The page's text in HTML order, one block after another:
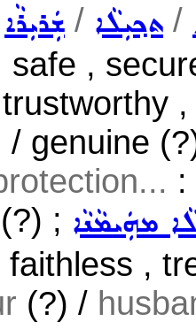
ܫܲܪܝܼܪܵܐ / ܬܟ݂ܝܼܠܵܐ /
safe ,
/ genuine
; ܡܗܲܝܡܵܢܵܐ
faithless ,
(?) /